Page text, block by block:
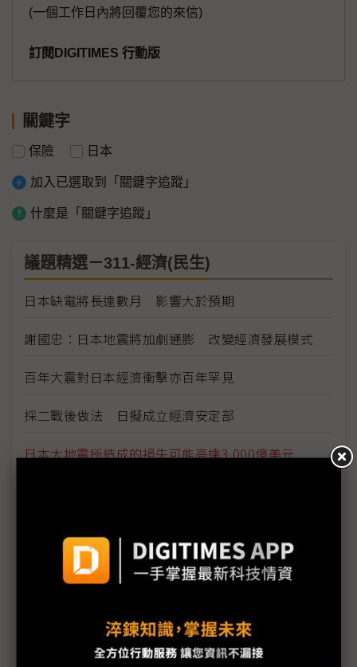
(一個工作日內將回覆您的來信)
訂閱DIGITIMES 行動版
關鍵字
保險 日本
加入已選取到「關鍵字追蹤」
什麼是「關鍵字追蹤」
議題精選－311-經濟(民生)
日本缺電將長達數月 影響大於預期
謝國忠：日本地震將加劇通膨 改變經濟發展模式
百年大震對日本經濟衝擊亦百年罕見
採二戰後做法 日擬成立經濟安定部
日本大地震所造成的損失可能高達3,000億美元
日本首都圈煉油廠陸續復工 汽油缺貨狀態可望逐漸
日本考慮提供企業10兆日圓補助
東電計4月底前提升發電裝置量20%
日車商向汽油短缺的災區無償出借電動車